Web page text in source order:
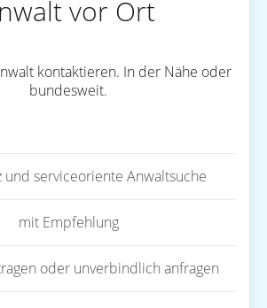
vor Ort
kontaktieren. In der Nähe oder
bundesweit.
und serviceoriente Anwaltsuche
mit Empfehlung
oder unverbindlich anfragen